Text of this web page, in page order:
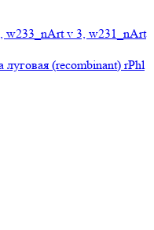
w233_nArt v 3, w231_nArt
(recombinant) rPhl